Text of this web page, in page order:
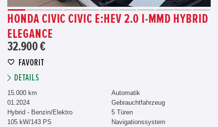
HONDA CIVIC CIVIC E:HEV 2.0 I-MMD HYBRID
ELEGANCE
32.900 €
FAVORIT
DETAILS
15.000 km
01.2024
Hybrid - Benzin/Elektro
105 kW/143 PS
Automatik
Gebrauchtfahrzeug
5 Türen
Navigationssystem